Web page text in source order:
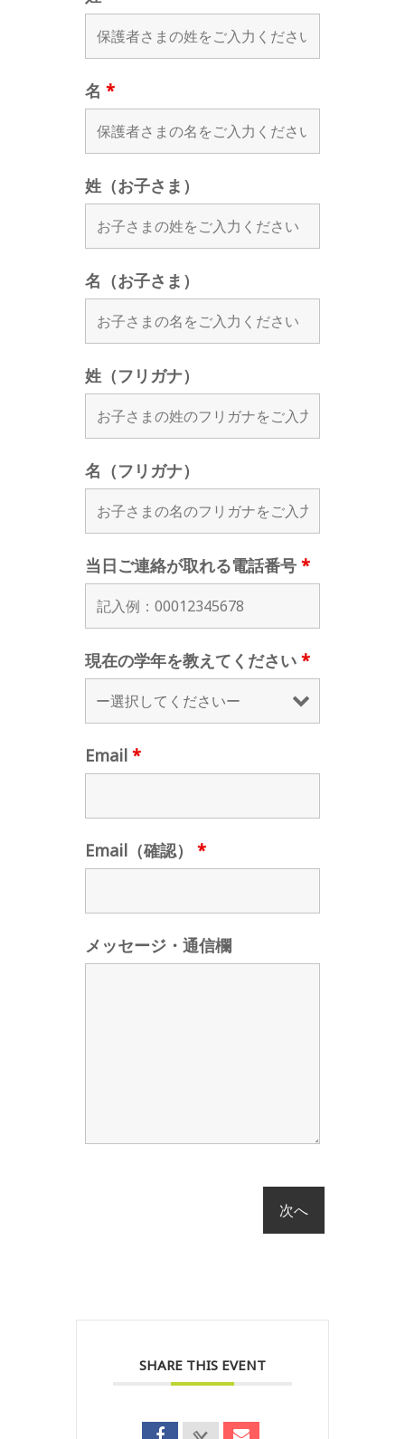
名 *
姓（お子さま）
名（お子さま）
姓（フリガナ）
名（フリガナ）
当日ご連絡が取れる電話番号 *
現在の学年を教えてください *
Email *
Email（確認） *
メッセージ・通信欄
SHARE THIS EVENT